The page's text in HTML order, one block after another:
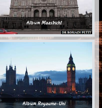
AlbumMaastricht
AlbumRoyaume-Uni